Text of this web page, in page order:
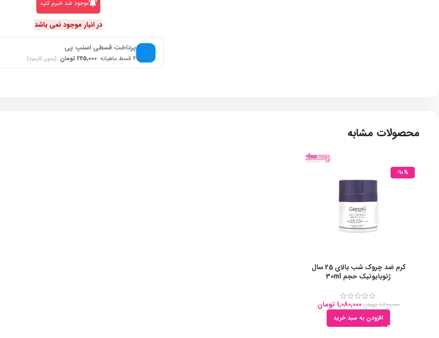
موجود شد خبرم کنید
در انبار موجود نمی باشد
پرداخت قسطی اسنپ پی
۴ قسط ماهیانه 245,000 تومان (بدون کارمزد)
محصولات مشابه
-10%
کرم ضد چروک شب بالای 25 سال
ژنوبایوتیک حجم 30ml
1,200,000 تومان 1,080,000 تومان
افزودن به سبد خرید